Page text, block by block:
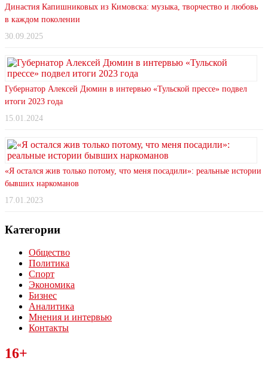
Династия Капишниковых из Кимовска: музыка, творчество и любовь
в каждом поколении
30.09.2025
Губернатор Алексей Дюмин в интервью «Тульской прессе» подвел
итоги 2023 года
15.01.2024
«Я остался жив только потому, что меня посадили»: реальные истории
бывших наркоманов
17.01.2023
Категории
Общество
Политика
Спорт
Экономика
Бизнес
Аналитика
Мнения и интервью
Контакты
Читайте последние новости дня в Тульской области на сайте
“ЗаНовомосковск”
16+